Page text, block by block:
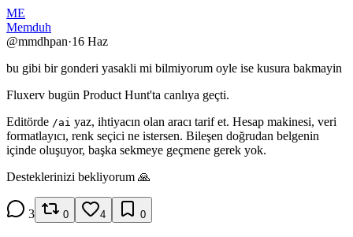
ME
Memduh
@mmdhpan·16 Haz
bu gibi bir gonderi yasakli mi bilmiyorum oyle ise kusura bakmayin
Fluxerv bugün Product Hunt'ta canlıya geçti.
Editörde /ai yaz, ihtiyacın olan aracı tarif et. Hesap makinesi, veri
formatlayıcı, renk seçici ne istersen. Bileşen doğrudan belgenin
içinde oluşuyor, başka sekmeye geçmene gerek yok.
Desteklerinizi bekliyorum 🙏
3 0 4 0